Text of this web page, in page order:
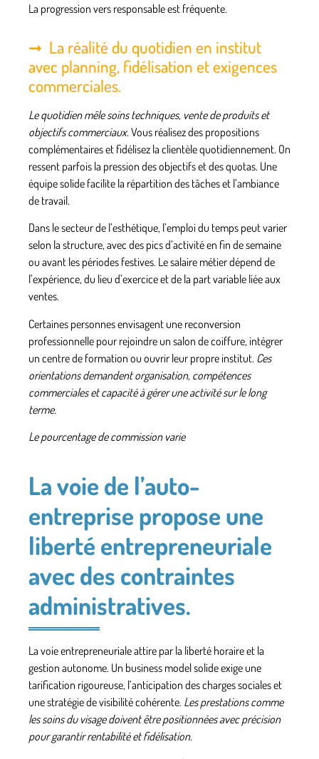
La progression vers responsable est fréquente.
La réalité du quotidien en institut
avec planning, fidélisation et exigences
commerciales.
Le quotidien mêle soins techniques, vente de produits et
objectifs commerciaux. Vous réalisez des propositions
complémentaires et fidélisez la clientèle quotidiennement. On
ressent parfois la pression des objectifs et des quotas. Une
équipe solide facilite la répartition des tâches et l’ambiance
de travail.
Dans lesecteur de l’esthétique, l’emploi du temps peut varier
selon la structure, avec des pics d’activité en fin de semaine
ou avant les périodes festives. Lesalaire métierdépend de
l’expérience, du lieu d’exercice et de la part variable liée aux
ventes.
Certaines personnes envisagent une reconversion
professionnelle pour rejoindre un salon de coiffure, intégrer
un centre de formation ou ouvrir leur propre institut. Ces
orientations demandent organisation, compétences
commerciales et capacité à gérer une activité sur le long
terme.
Le pourcentage de commission varie
La voie de l’auto-
entreprise propose une
liberté entrepreneuriale
avec des contraintes
administratives.
La voie entrepreneuriale attire par la liberté horaire et la
gestion autonome. Un business model solide exige une
tarification rigoureuse, l’anticipation des charges sociales et
une stratégie de visibilité cohérente. Les prestations comme
lessoins du visagedoivent être positionnées avec précision
pour garantir rentabilité et fidélisation.